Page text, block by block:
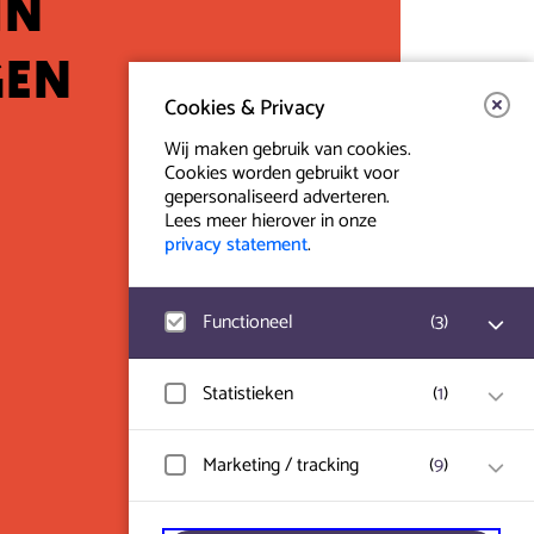
Contact & Route
Prinsegracht 12
2512 GA Den Haag
070 750 34 34
Cookies & Privacy
Wij maken gebruik van cookies.
Cookies worden gebruikt voor
gepersonaliseerd adverteren.
Lees meer hierover in onze
privacy statement.
Functioneel (3)
Google Analytics
gebruik wordt gemeten en
gebruikersgegevens worden anoniem
verzameld.
Statistieken (1)
Hotjar
opgeslagen voor optimalisatie van de
Marketing / tracking (9)